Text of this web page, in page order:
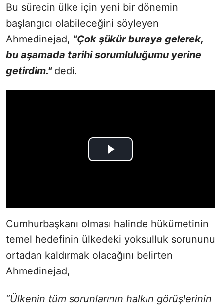
Bu sürecin ülke için yeni bir dönemin
başlangıcı olabileceğini söyleyen
Ahmedinejad, "Çok şükür buraya gelerek,
bu aşamada tarihi sorumluluğumu yerine
getirdim." dedi.
Cumhurbaşkanı olması halinde hükümetinin
temel hedefinin ülkedeki yoksulluk sorununu
ortadan kaldırmak olacağını belirten
Ahmedinejad,
“Ülkenin tüm sorunlarının halkın görüşlerinin